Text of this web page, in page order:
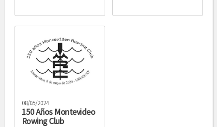
08/05/2024
150 Años Montevideo
Rowing Club